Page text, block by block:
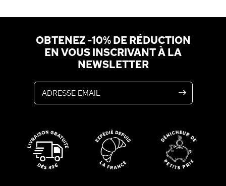
OBTENEZ -10% DE RÉDUCTION
EN VOUS INSCRIVANT À LA
NEWSLETTER